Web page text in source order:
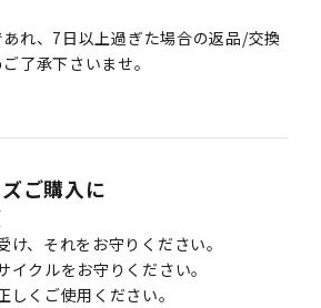
れ、7日以上過ぎた場合の返品/交換
了承下さいませ。
ご購入に
け、それをお守りください。
イクルをお守りください。
しくご使用ください。